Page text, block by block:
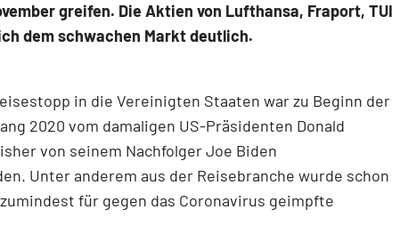
greifen. Die Aktien von Lufthansa, Fraport, TUI
dem schwachen Markt deutlich.
in die Vereinigten Staaten war zu Beginn der
2020 vom damaligen US-Präsidenten Donald
von seinem Nachfolger Joe Biden
Unter anderem aus der Reisebranche wurde schon
für gegen das Coronavirus geimpfte